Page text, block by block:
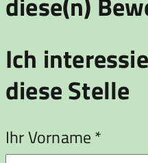
Ich
diese Stelle
Ihr Vorname *